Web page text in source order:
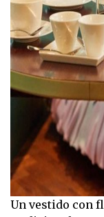
Un vestido con